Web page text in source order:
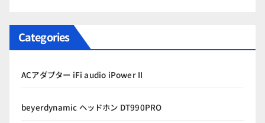
Categories
ACアダプター iFi audio iPower II
beyerdynamic ヘッドホン DT990PRO